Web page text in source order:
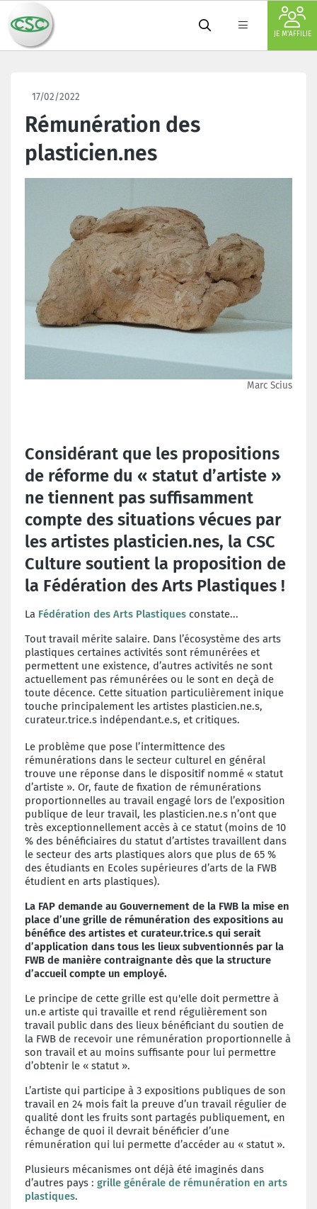
JE M'AFFILIE
17/02/2022
Rémunération des
plasticien.nes
Marc Scius
Considérant que les propositions
de réforme du « statut d’artiste »
ne tiennent pas suffisamment
compte des situations vécues par
les artistes plasticien.nes, la CSC
Culture soutient la proposition de
la Fédération des Arts Plastiques !
La Fédération des Arts Plastiques constate...
Tout travail mérite salaire. Dans l’écosystème des arts
plastiques certaines activités sont rémunérées et
permettent une existence, d’autres activités ne sont
actuellement pas rémunérées ou le sont en deçà de
toute décence. Cette situation particulièrement inique
touche principalement les artistes plasticien.ne.s,
curateur.trice.s indépendant.e.s, et critiques.
Le problème que pose l’intermittence des
rémunérations dans le secteur culturel en général
trouve une réponse dans le dispositif nommé « statut
d’artiste ». Or, faute de fixation de rémunérations
proportionnelles au travail engagé lors de l’exposition
publique de leur travail, les plasticien.ne.s n’ont que
très exceptionnellement accès à ce statut (moins de 10
% des bénéficiaires du statut d’artistes travaillent dans
le secteur des arts plastiques alors que plus de 65 %
des étudiants en Ecoles supérieures d’arts de la FWB
étudient en arts plastiques).
La FAP demande au Gouvernement de la FWB la mise en
place d’une grille de rémunération des expositions au
bénéfice des artistes et curateur.trice.s qui serait
d’application dans tous les lieux subventionnés par la
FWB de manière contraignante dès que la structure
d’accueil compte un employé.
Le principe de cette grille est qu'elle doit permettre à
un.e artiste qui travaille et rend régulièrement son
travail public dans des lieux bénéficiant du soutien de
la FWB de recevoir une rémunération proportionnelle à
son travail et au moins suffisante pour lui permettre
d’obtenir le « statut ».
L’artiste qui participe à 3 expositions publiques de son
travail en 24 mois fait la preuve d’un travail régulier de
qualité dont les fruits sont partagés publiquement, en
échange de quoi il devrait bénéficier d’une
rémunération qui lui permette d’accéder au « statut ».
Plusieurs mécanismes ont déjà été imaginés dans
d’autres pays : grille générale de rémunération en arts
plastiques.